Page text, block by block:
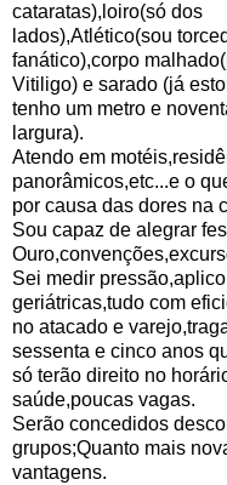
cataratas),loiro(só dos
lados),Atlético(sou
fanático),corpo
Vitiligo) e sarado (já
tenho um metro e
largura).
Atendo em
panorâmicos,etc...e o
por causa das dores na
Sou capaz de alegrar
Sei medir
geriátricas,tudo com
no atacado e
sessenta e cinco anos
só terão direito no
saúde,poucas vagas.
Serão concedidos
grupos;Quanto mais
vantagens.